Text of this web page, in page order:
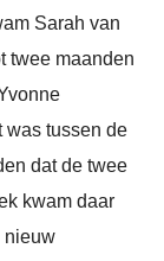
Sarah van
twee maanden
was tussen de
dat de twee
kwam daar
nieuw